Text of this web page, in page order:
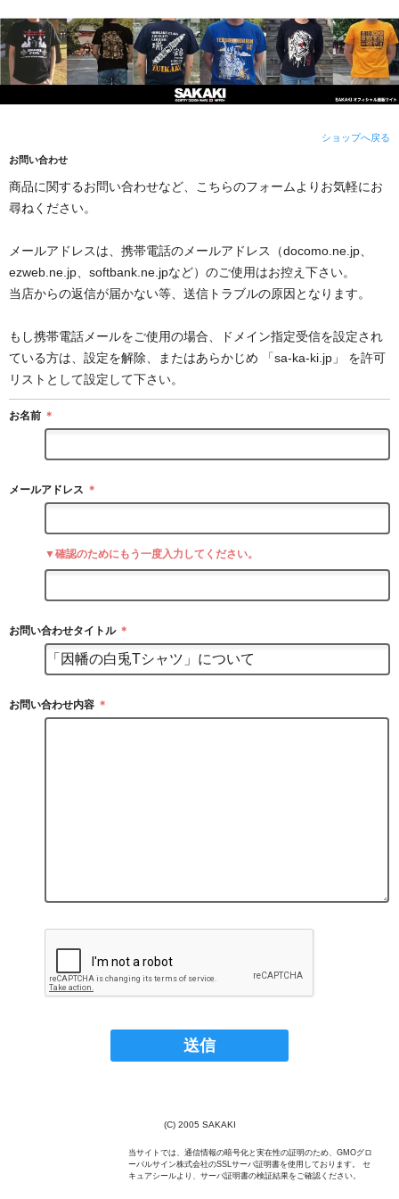
ショップへ戻る
お問い合わせ
商品に関するお問い合わせなど、こちらのフォームよりお気軽にお
尋ねください。
メールアドレスは、携帯電話のメールアドレス（docomo.ne.jp、
ezweb.ne.jp、softbank.ne.jpなど）のご使用はお控え下さい。
当店からの返信が届かない等、送信トラブルの原因となります。
もし携帯電話メールをご使用の場合、ドメイン指定受信を設定され
ている方は、設定を解除、またはあらかじめ 「sa-ka-ki.jp」 を許可
リストとして設定して下さい。
お名前 ＊
メールアドレス ＊
▼確認のためにもう一度入力してください。
お問い合わせタイトル ＊
お問い合わせ内容 ＊
(C) 2005 SAKAKI
当サイトでは、通信情報の暗号化と実在性の証明のため、GMOグロ
ーバルサイン株式会社のSSLサーバ証明書を使用しております。 セ
キュアシールより、サーバ証明書の検証結果をご確認ください。